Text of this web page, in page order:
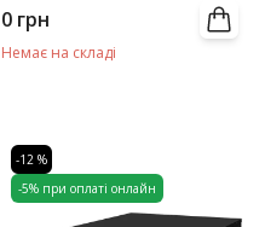
0 грн
Немає на складі
-12 %
-5% при оплаті онлайн